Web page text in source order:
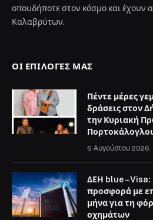
οπουδήποτε στον κόσμο και έχουν
Καλαβρύτων.
ΟΙ ΕΠΙΛΟΓΈΣ ΜΑΣ
Πέντε μέρες
δράσεις στον
την Κυριακή
6 Αυγούστου 2026
ΔΕΗ blue –
προσφορά με
μήνα για τη
οχημάτων